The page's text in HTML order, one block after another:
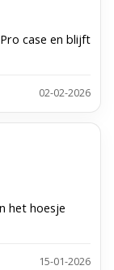
case en blijft
02-02-2026
het hoesje
15-01-2026